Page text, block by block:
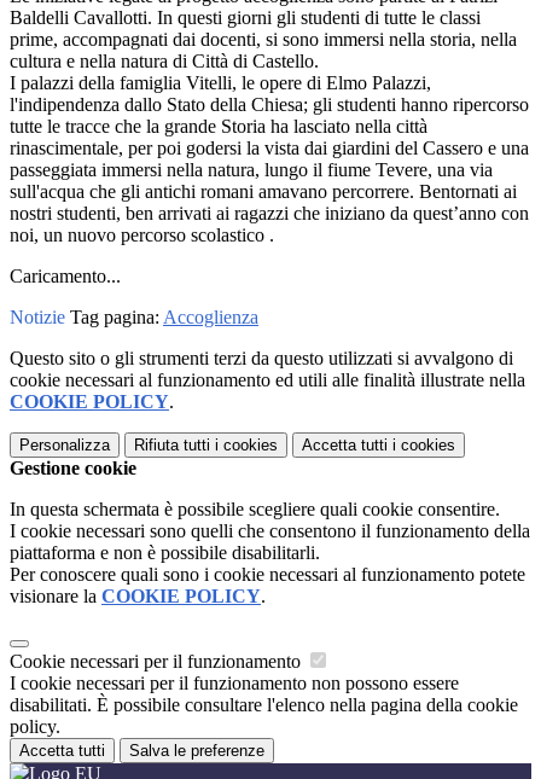
Baldelli Cavallotti. In questi giorni gli studenti di tutte le classi
prime, accompagnati dai docenti, si sono immersi nella storia, nella
cultura e nella natura di Città di Castello.
I palazzi della famiglia Vitelli, le opere di Elmo Palazzi,
l'indipendenza dallo Stato della Chiesa; gli studenti hanno ripercorso
tutte le tracce che la grande Storia ha lasciato nella città
rinascimentale, per poi godersi la vista dai giardini del Cassero e una
passeggiata immersi nella natura, lungo il fiume Tevere, una via
sull'acqua che gli antichi romani amavano percorrere. Bentornati ai
nostri studenti, ben arrivati ai ragazzi che iniziano da quest’anno con
noi, un nuovo percorso scolastico .
Caricamento...
Notizie Tag pagina: Accoglienza
Questo sito o gli strumenti terzi da questo utilizzati si avvalgono di
cookie necessari al funzionamento ed utili alle finalità illustrate nella
COOKIE POLICY.
Personalizza Rifiuta tutti i cookies Accetta tutti i cookies
Gestione cookie
In questa schermata è possibile scegliere quali cookie consentire.
I cookie necessari sono quelli che consentono il funzionamento della
piattaforma e non è possibile disabilitarli.
Per conoscere quali sono i cookie necessari al funzionamento potete
visionare la COOKIE POLICY.
Cookie necessari per il funzionamento
I cookie necessari per il funzionamento non possono essere
disabilitati. È possibile consultare l'elenco nella pagina della cookie
policy.
Accetta tutti Salva le preferenze